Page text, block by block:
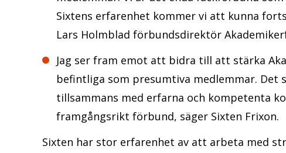
Sixtens erfarenhet kommer vi att kunna
Lars Holmblad förbundsdirektör
Jag ser fram emot att bidra till att stärka
befintliga som presumtiva medlemmar. Det
tillsammans med erfarna och kompetenta
framgångsrikt förbund, säger Sixten Frixon.
Sixten har stor erfarenhet av att arbeta med